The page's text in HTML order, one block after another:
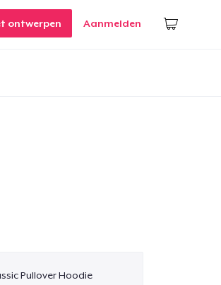
ontwerpen Aanmelden
Pullover Hoodie